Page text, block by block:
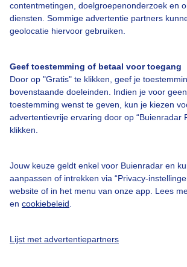
contentmetingen, doelgroepenonderzoek en
diensten. Sommige advertentie partners
geolocatie hiervoor gebruiken.
Geef toestemming of betaal voor toegang
Door op "Gratis" te klikken, geef je
bovenstaande doeleinden. Indien je voor
toestemming wenst te geven, kun je kiezen
advertentievrije ervaring door op “Buienradar
klikken.
Jouw keuze geldt enkel voor Buienradar en
aanpassen of intrekken via “Privacy-
website of in het menu van onze app. Lees
en cookiebeleid
Lijst met advertentiepartners
Over Buienradar
Veelgestelde vragen
Contact
Toegankelijkheid
Buienradar Team
Privacy instellingen